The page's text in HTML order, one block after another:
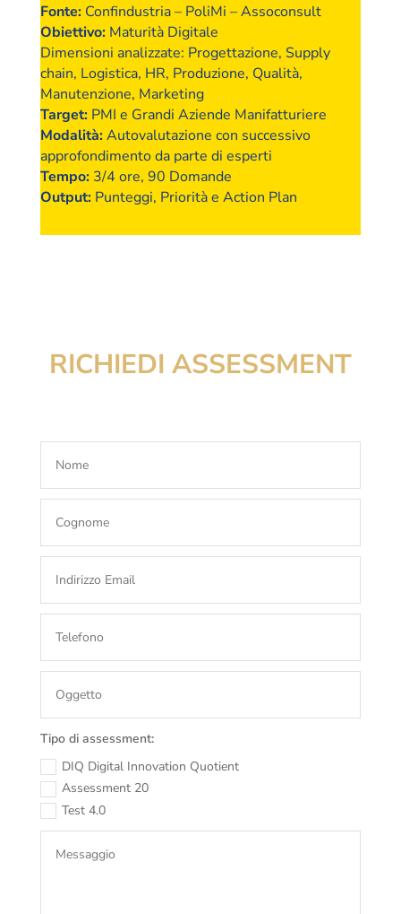
Fonte:Confindustria – PoliMi – Assoconsult
Obiettivo:Maturità Digitale
Dimensioni analizzate: Progettazione, Supply
chain, Logistica, HR, Produzione, Qualità,
Manutenzione, Marketing
Target:PMI e Grandi Aziende Manifatturiere
Modalità:Autovalutazione con successivo
approfondimento da parte di esperti
Tempo:3/4 ore, 90 Domande
Output:Punteggi, Priorità e Action Plan
RICHIEDI ASSESSMENT
Tipo di assessment:
DIQ Digital Innovation Quotient
Assessment 20
Test 4.0